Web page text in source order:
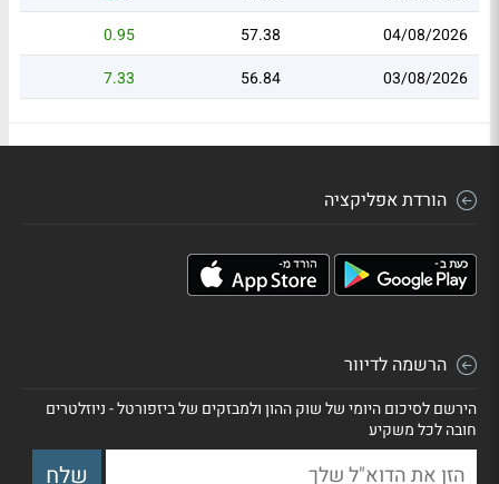
04/08/2026
57.38
0.95
03/08/2026
56.84
7.33
הורדת אפליקציה
הרשמה לדיוור
הירשם לסיכום היומי של שוק ההון ולמבזקים של ביזפורטל - ניוזלטרים
חובה לכל משקיע